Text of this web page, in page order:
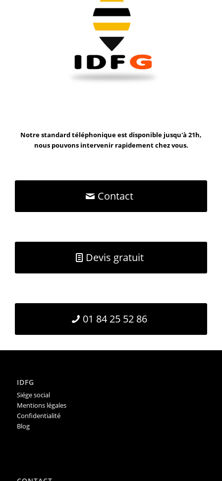
Notre standard téléphonique est disponible jusqu'à 21h,
nous pouvons intervenir rapidement chez vous.
Contact
Devis gratuit
01 84 25 52 86
IDFG
Siége social
Mentions légales
Confidentialité
Blog